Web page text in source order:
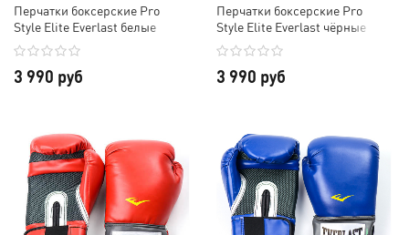
Перчатки боксерские Pro
Style Elite Everlast белые
3 990 руб
Перчатки боксерские Pro
Style Elite Everlast чёрные
3 990 руб